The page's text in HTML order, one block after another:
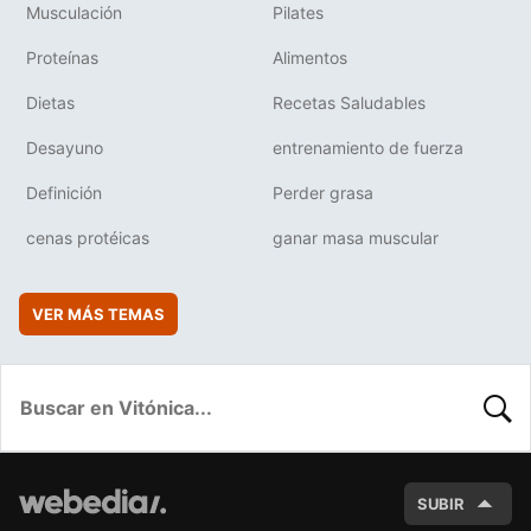
Musculación Pilates
Proteínas Alimentos
Dietas Recetas Saludables
Desayuno entrenamiento de fuerza
Definición Perder grasa
cenas protéicas ganar masa muscular
VER MÁS TEMAS
SUBIR